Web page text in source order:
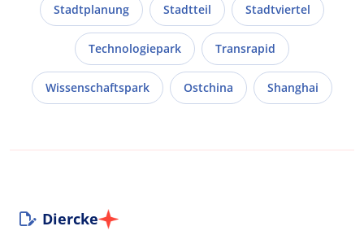
Stadtplanung Stadtteil Stadtviertel
Technologiepark Transrapid
Wissenschaftspark Ostchina Shanghai
Diercke